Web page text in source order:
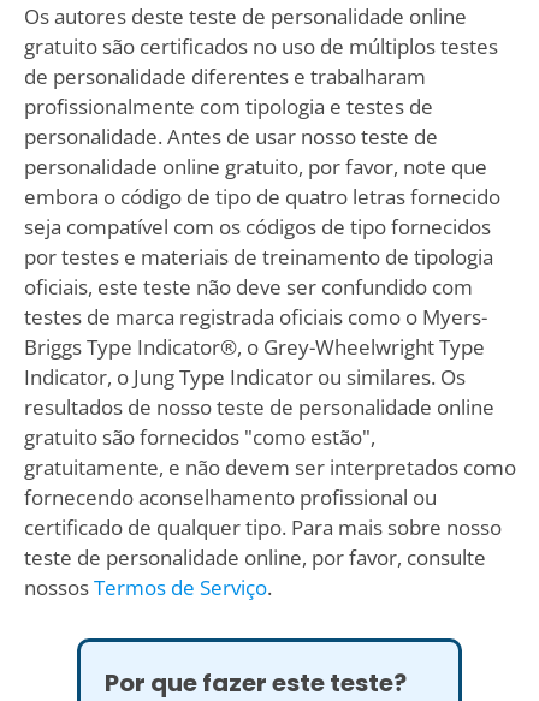
Os autores deste teste de personalidade online
gratuito são certificados no uso de múltiplos testes
de personalidade diferentes e trabalharam
profissionalmente com tipologia e testes de
personalidade. Antes de usar nosso teste de
personalidade online gratuito, por favor, note que
embora o código de tipo de quatro letras fornecido
seja compatível com os códigos de tipo fornecidos
por testes e materiais de treinamento de tipologia
oficiais, este teste não deve ser confundido com
testes de marca registrada oficiais como o Myers-
Briggs Type Indicator®, o Grey-Wheelwright Type
Indicator, o Jung Type Indicator ou similares. Os
resultados de nosso teste de personalidade online
gratuito são fornecidos "como estão",
gratuitamente, e não devem ser interpretados como
fornecendo aconselhamento profissional ou
certificado de qualquer tipo. Para mais sobre nosso
teste de personalidade online, por favor, consulte
nossosTermos de Serviço.
Por que fazer este teste?